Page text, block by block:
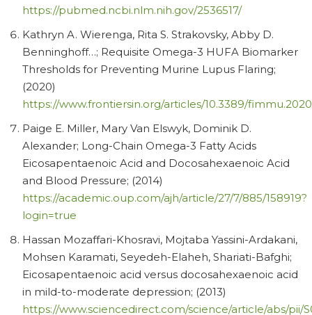
https://pubmed.ncbi.nlm.nih.gov/2536517/
Kathryn A. Wierenga, Rita S. Strakovsky, Abby D.
Benninghoff…; Requisite Omega-3 HUFA Biomarker
Thresholds for Preventing Murine Lupus Flaring;
(2020)
https://www.frontiersin.org/articles/10.3389/
Paige E. Miller, Mary Van Elswyk, Dominik D.
Alexander; Long-Chain Omega-3 Fatty Acids
Eicosapentaenoic Acid and Docosahexaenoic Acid
and Blood Pressure; (2014)
https://academic.oup.com/ajh/article/27/7/885/158919?
login=true
Hassan Mozaffari-Khosravi, Mojtaba Yassini-Ardakani,
Mohsen Karamati, Seyedeh-Elaheh, Shariati-Bafghi;
Eicosapentaenoic acid versus docosahexaenoic acid
in mild-to-moderate depression; (2013)
https://www.sciencedirect.com/science/article/abs/pii/